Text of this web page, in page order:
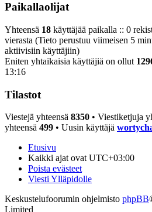
Paikallaolijat
Yhteensä 18 käyttäjää paikalla :: 0
vierasta (Tieto perustuu viimeisen 5
aktiivisiin käyttäjiin)
Eniten yhtaikaisia käyttäjiä on ollut
13:16
Tilastot
Viestejä yhteensä 8350 • Viestiketjuja
yhteensä 499 • Uusin käyttäjä
Etusivu
Kaikki ajat ovat UTC+03:00
Poista evästeet
Viesti Ylläpidolle
Keskustelufoorumin ohjelmisto phpBB
Limited